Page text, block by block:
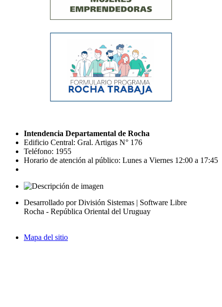
Intendencia Departamental de Rocha
Edificio Central: Gral. Artigas N° 176
Teléfono: 1955
Horario de atención al público: Lunes a Viernes 12:00 a 17:45
Desarrollado por División Sistemas | Software Libre
Rocha - República Oriental del Uruguay
Mapa del sitio